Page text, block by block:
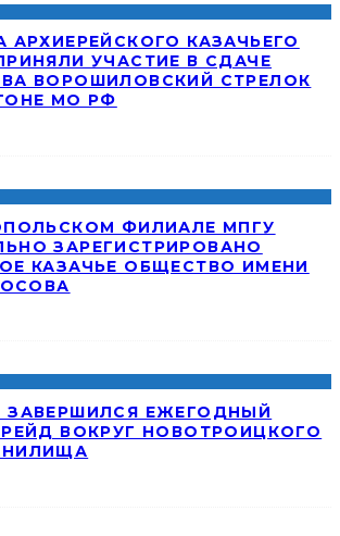
АРХИЕРЕЙСКОГО КАЗАЧЬЕГО
УЧАСТИЕ В СДАЧЕ
ВОРОШИЛОВСКИЙ СТРЕЛОК
МО РФ
ФИЛИАЛЕ МПГУ
ЗАРЕГИСТРИРОВАНО
КАЗАЧЬЕ ОБЩЕСТВО ИМЕНИ
ЗАВЕРШИЛСЯ ЕЖЕГОДНЫЙ
ВОКРУГ НОВОТРОИЦКОГО